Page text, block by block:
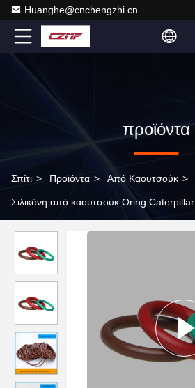
Huanghe@cnchengzhi.cn
προϊόντα
Σπίτι > Προϊόντα > Από Καουτσούκ >
Σιλικόνη από καουτσούκ Oring Caterpillar